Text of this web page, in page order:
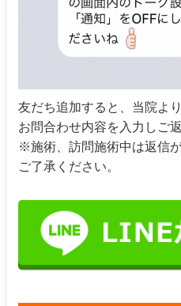
友だち追加すると、当院よ
お問合わせ内容を入力しご
※施術、訪問施術中は返信
ご了承ください。